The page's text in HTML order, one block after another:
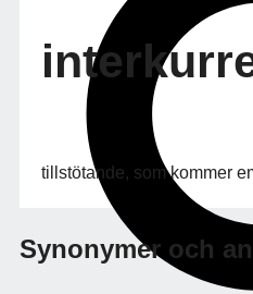
tillstötande, som kommer
Synonymer och